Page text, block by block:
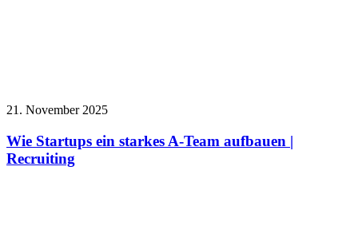
21. November 2025
Wie Startups ein starkes A-Team aufbauen |
Recruiting